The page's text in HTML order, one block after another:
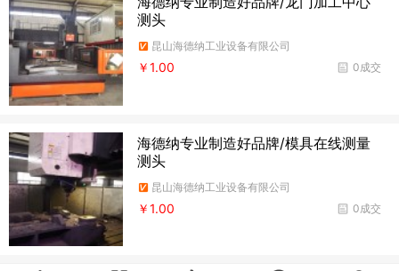
测头
昆山海德纳工业设备有限公司
0成交
￥1.00
海德纳专业制造好品牌/模具在线测量
测头
昆山海德纳工业设备有限公司
0成交
￥1.00